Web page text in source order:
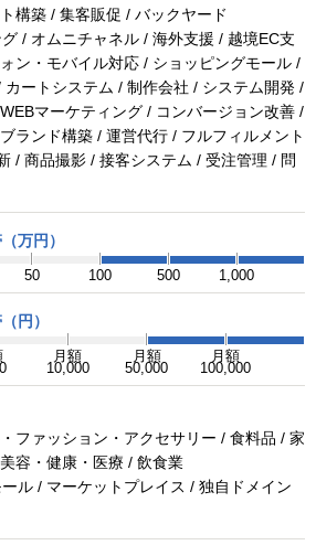
構築 / 集客販促 / バックヤード
/ オムニチャネル / 海外支援 / 越境EC支
ン・モバイル対応 / ショッピングモール /
カートシステム / 制作会社 / システム開発 /
マーケティング / コンバージョン改善 /
ランド構築 / 運営代行 / フルフィルメント
/ 商品撮影 / 接客システム / 受注管理 / 問
万円）
50 100 500 1,000
円）
月額 月額 月額
10,000 50,000 100,000
ファッション・アクセサリー / 食料品 / 家
容・健康・医療 / 飲食業
ル / マーケットプレイス / 独自ドメイン